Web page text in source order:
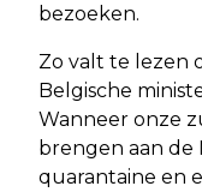
bezoeken.
Zo valt te lezen
Belgische
Wanneer onze
brengen aan
quarantaine en